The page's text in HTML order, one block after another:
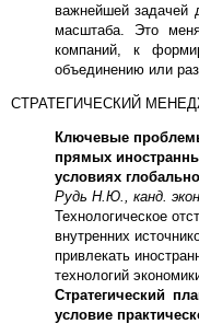
важнейшей задачей
масштаба. Это
компаний, к
объединению или
СТРАТЕГИЧЕСКИЙ
Ключевые
прямых
условиях
Рудь Н.Ю., канд.
Технологическое
внутренних
привлекать
технологий
Стратегический
условие